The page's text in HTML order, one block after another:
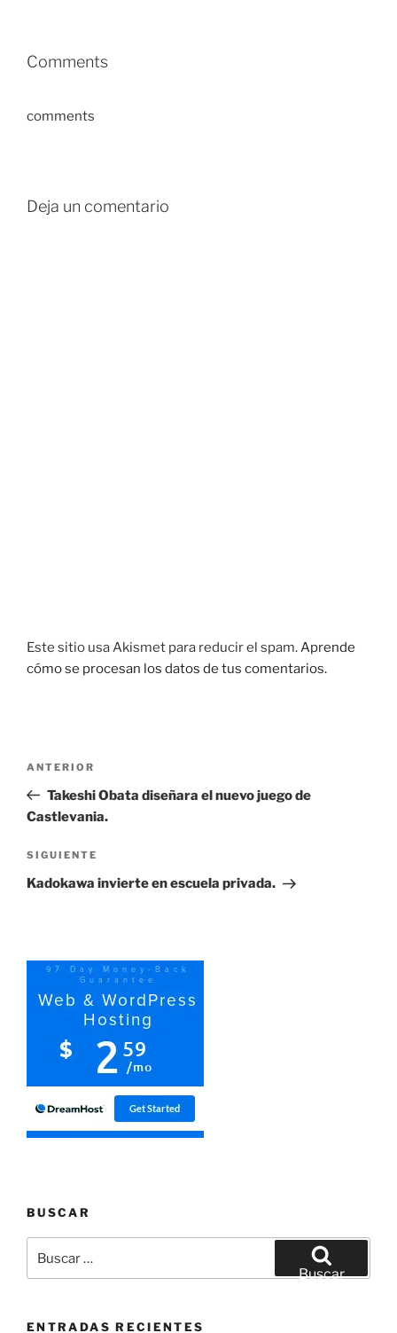
Comments
comments
Deja un comentario
Este sitio usa Akismet para reducir el spam.Aprende
cómo se procesan los datos de tus comentarios.
entradas
Entrada
anterior:
ANTERIOR
Takeshi Obata diseñara el nuevo juego de
Castlevania.
Siguiente
entrada
SIGUIENTE
Kadokawa invierte en escuela privada.
BUSCAR
por:
Buscar
ENTRADAS RECIENTES